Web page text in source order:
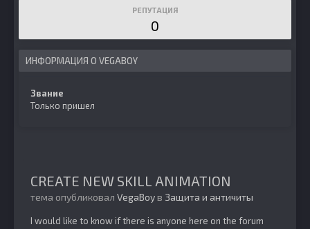
РЕПУТАЦИЯ
0
ИНФОРМАЦИЯ О VEGABOY
Звание
Только пришел
CREATE NEW SKILL ANIMATION
тема опубликовал VegaBoyв Защита и античиты
I would like to know if there is anyone here on the forum